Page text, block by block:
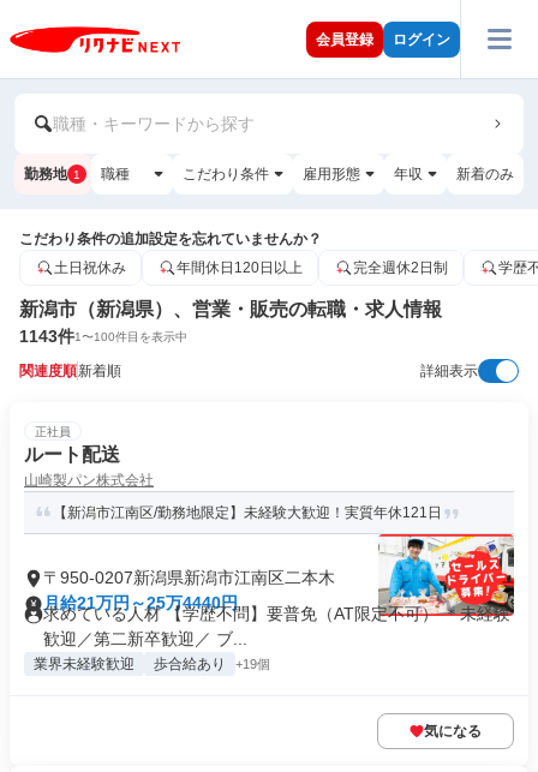
会員登録 ログイン
職種・キーワードから探す
勤務地 1 職種 こだわり条件 雇用形態 年収 新着のみ
こだわり条件の追加設定を忘れていませんか？
土日祝休み
年間休日120日以上 完全週休2日制 学歴
新潟市（新潟県）、営業・販売の転職・求人情報
1143件1〜100件目を表示中
関連度順新着順 詳細表示
正社員
ルート配送
山崎製パン株式会社
【新潟市江南区/勤務地限定】未経験大歓迎！実質年休121日
〒950-0207新潟県新潟市江南区二本木
月給21万円～25万4440円
求めている人材 【学歴不問】要普免（AT限定不可） ＊未経験
歓迎／第二新卒歓迎／ ブ...
業界未経験歓迎 歩合給あり +19個
気になる